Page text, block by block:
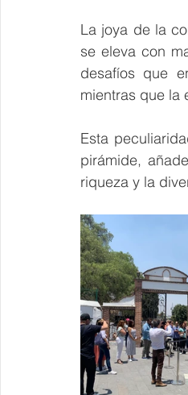
La joya de la
se eleva con
desafíos que
mientras que la
Esta
pirámide,
riqueza y la